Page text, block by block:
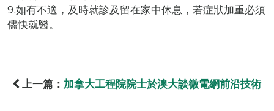
9.如有不適，及時就診及留在家中休息，若症狀加重必須
儘快就醫。
上一篇： 加拿大工程院院士於澳大談微電網前沿技術